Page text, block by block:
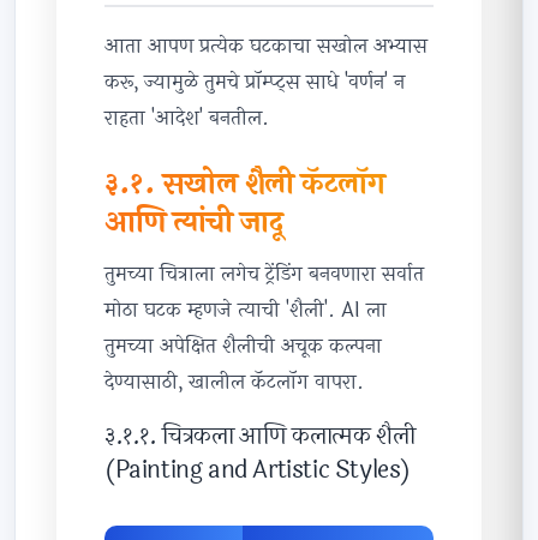
आता आपण प्रत्येक घटकाचा सखोल अभ्यास
करू, ज्यामुळे तुमचे प्रॉम्प्ट्स साधे 'वर्णन' न
राहता 'आदेश' बनतील.
३.१. सखोल शैली कॅटलॉग
आणि त्यांची जादू
तुमच्या चित्राला लगेच ट्रेंडिंग बनवणारा सर्वात
मोठा घटक म्हणजे त्याची 'शैली'. AI ला
तुमच्या अपेक्षित शैलीची अचूक कल्पना
देण्यासाठी, खालील कॅटलॉग वापरा.
३.१.१. चित्रकला आणि कलात्मक शैली
(Painting and Artistic Styles)